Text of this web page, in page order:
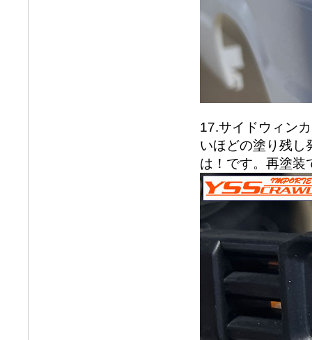
17.サイドウィン
いほどの塗り残し
は！です。再塗装